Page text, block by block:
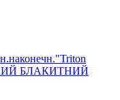
БЛАКИТНИЙ